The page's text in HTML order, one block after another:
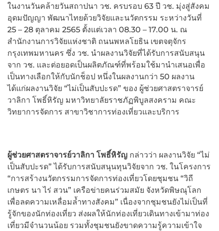
ในงานวันคล้ายวันสถาปนา วช. ครบรอบ 63 ปี วช. มุ่งสู่สังคม
อุดมปัญญา พัฒนาไทยด้วยวิจัยและนวัตกรรม ระหว่างวันที่
25 – 28 ตุลาคม 2565 ตั้งแต่เวลา 08.30 – 17.00 น. ณ
สำนักงานการวิจัยแห่งชาติ ถนนพหลโยธิน เขตจตุจักร
กรุงเทพมหานคร ซึ่ง วช. นำผลงานวิจัยที่ได้รับการสนับสนุน
จาก วช. และต่อยอดเป็นผลิตภัณฑ์ที่พร้อมใช้มานำเสนอเพื่อ
เป็นทางเลือกให้กับนักช็อป หนึ่งในผลงานกว่า 50 ผลงาน
ได้แก่ผลงานวิจัย “ไม่เป็นสับปะรด” ของ ผู้ช่วยศาสตราจารย์
วาลิกา โพธิ์หิรัญ มหาวิทยาลัยราชภัฏพิบูลสงคราม คณะ
วิทยาการจัดการ สาขาวิชาการท่องเที่ยวและบริการ
ผู้ช่วยศาสตราจารย์วาลิกา โพธิ์หิรัญ กล่าวว่า ผลงานวิจัย “ไม่
เป็นสับปะรด” ได้รับการสนับสนุนทุนวิจัยจาก วช. ในโครงการ
“การสร้างนวัตกรรมการจัดการท่องเที่ยวโดยชุมชน “วิถี
เกษตร นา ไร่ สวน” เครือข่ายคนร่วมสมัย จังหวัดพิษณุโลก
เพื่อลดความเหลื่อมล้ำทางสังคม” เนื่องจากชุมชนยังไม่เป็นที่
รู้จักของนักท่องเที่ยว ส่งผลให้นักท่องเที่ยวเดินทางเข้ามาท่อง
เที่ยวมีจำนวนน้อย รวมทั้งชุมชนยังขาดความรู้ความเข้าใจ